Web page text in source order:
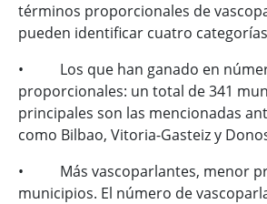
términos proporcionales de
pueden identificar cuatro
• Los que han ganado en
proporcionales: un total de 341
principales son las mencionadas
como Bilbao, Vitoria-Gasteiz y
• Más vascoparlantes, menor
municipios. El número de